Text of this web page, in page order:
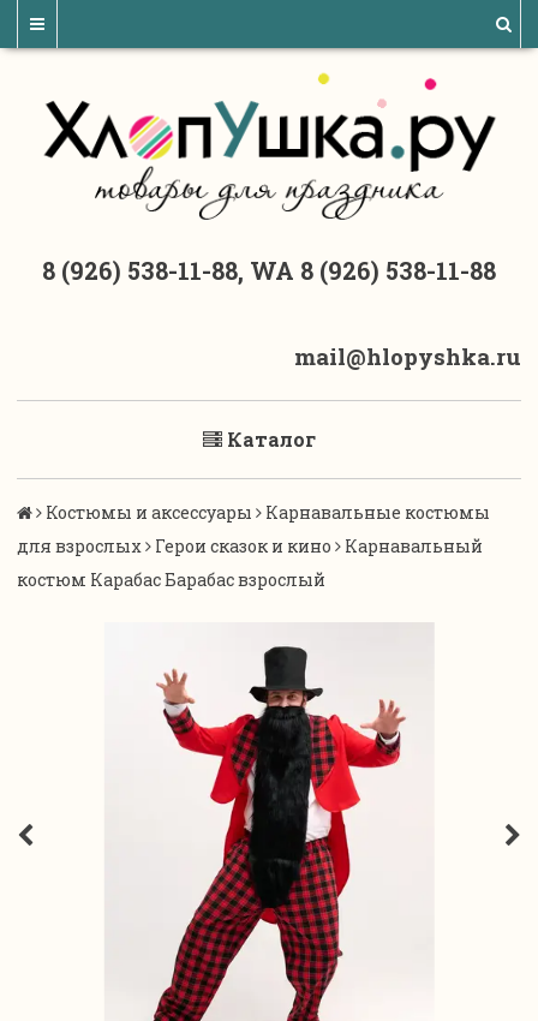
8 (926) 538-11-88, WA 8 (926) 538-11-88
mail@hlopyshka.ru
Каталог
Костюмы и аксессуары
Карнавальные костюмы
для взрослых
Герои сказок и кино
Карнавальный
костюм Карабас Барабас взрослый